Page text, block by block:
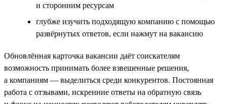
и сторонним ресурсам
глубже изучить подходящую компанию с помощью
развёрнутых ответов, если нажмут на вакансию
Обновлённая карточка вакансии даёт соискателям
возможность принимать более взвешенные решения,
а компаниям — выделиться среди конкурентов. Постоянная
работа с отзывами, искренние ответы на обратную связь